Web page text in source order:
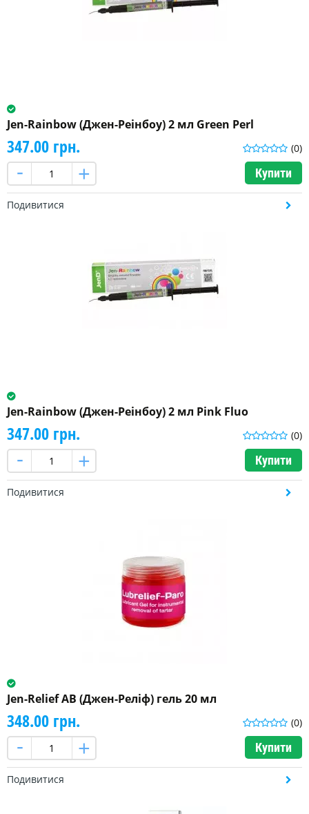
Jen-Rainbow (Джен-Реінбоу) 2 мл Green Perl
(0)
347.00 грн.
Купити
Подивитися
Jen-Rainbow (Джен-Реінбоу) 2 мл Pink Fluo
(0)
347.00 грн.
Купити
Подивитися
Jen-Relief AB (Джен-Реліф) гель 20 мл
(0)
348.00 грн.
Купити
Подивитися